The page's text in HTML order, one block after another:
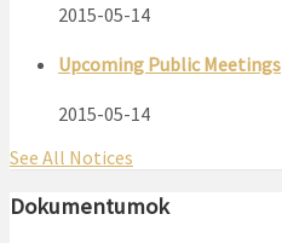
2015-05-14
Upcoming Public Meetings
2015-05-14
See All Notices
Dokumentumok